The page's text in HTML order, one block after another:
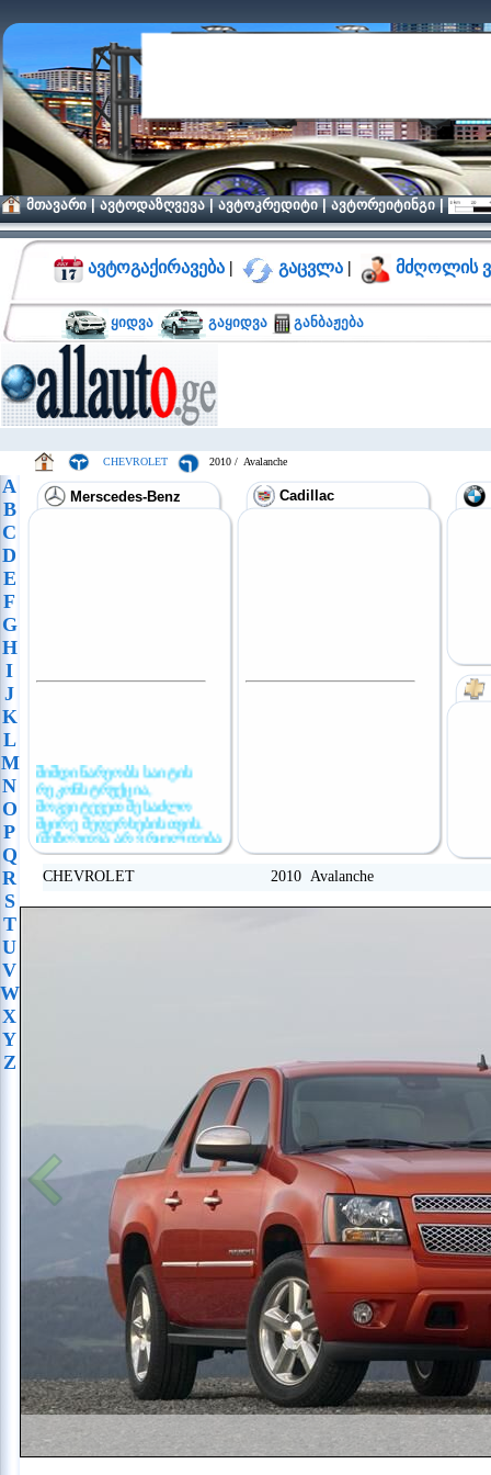
მთავარი|ავტოდაზღვევა|ავტოკრედიტი|ავტორეიტინგი|
ავტოგაქირავება | გაცვლა | მძღოლის
ყიდვა გაყიდვა განბაჟება
CHEVROLET 2010 / Avalanche
A
B
C
D
E
F
G
H
I
J
K
L
M
N
O
P
Q
R
S
T
U
V
W
X
Y
Z
Merscedes-Benz
მიმდინარეობს საიტის
რეკონსტრუქცია,
მოგვიტევეთ შესაძლო
მცირე შეფერხებისთვის.
(შეზღუდვა არ ვრცელდება
განცხადების
განთავსებაზე)
Cadillac
CHEVROLET 2010 Avalanche